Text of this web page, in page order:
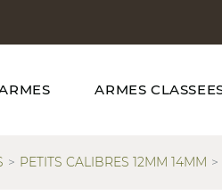
ARMES
PETITS CALIBRES 12MM 14MM